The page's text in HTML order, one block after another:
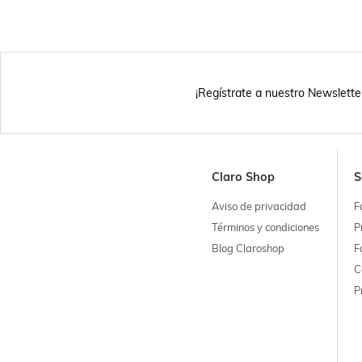
¡Regístrate a nuestro
Claro Shop
Aviso de privacidad
Términos y condiciones
Blog Claroshop